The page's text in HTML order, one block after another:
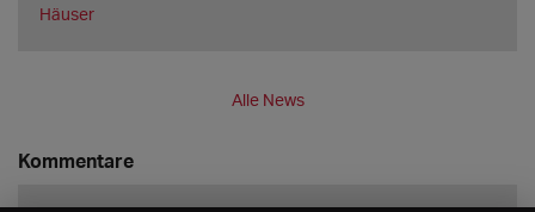
Häuser
Alle News
Kommentare